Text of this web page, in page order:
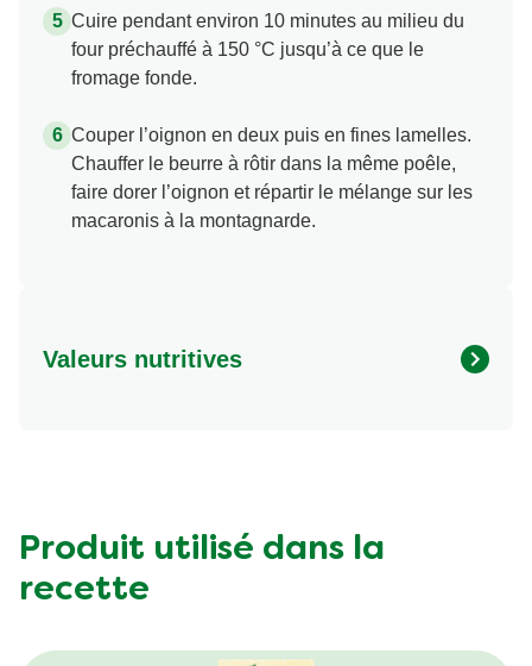
Cuire pendant environ 10 minutes au milieu du
four préchauffé à 150 °C jusqu’à ce que le
fromage fonde.
Couper l’oignon en deux puis en fines lamelles.
Chauffer le beurre à rôtir dans la même poêle,
faire dorer l’oignon et répartir le mélange sur les
macaronis à la montagnarde.
Valeurs nutritives
Carbohydrates (g)
Fat (g)
Fibre (g)
Produit utilisé dans la
recette